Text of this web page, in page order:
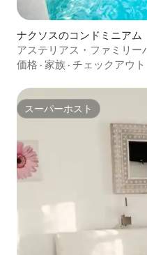
ナクソスのコンドミニアム
アステリアス・ファミリー
価格 · 家族 · チェックアウト
スーパーホスト
スーパーホスト